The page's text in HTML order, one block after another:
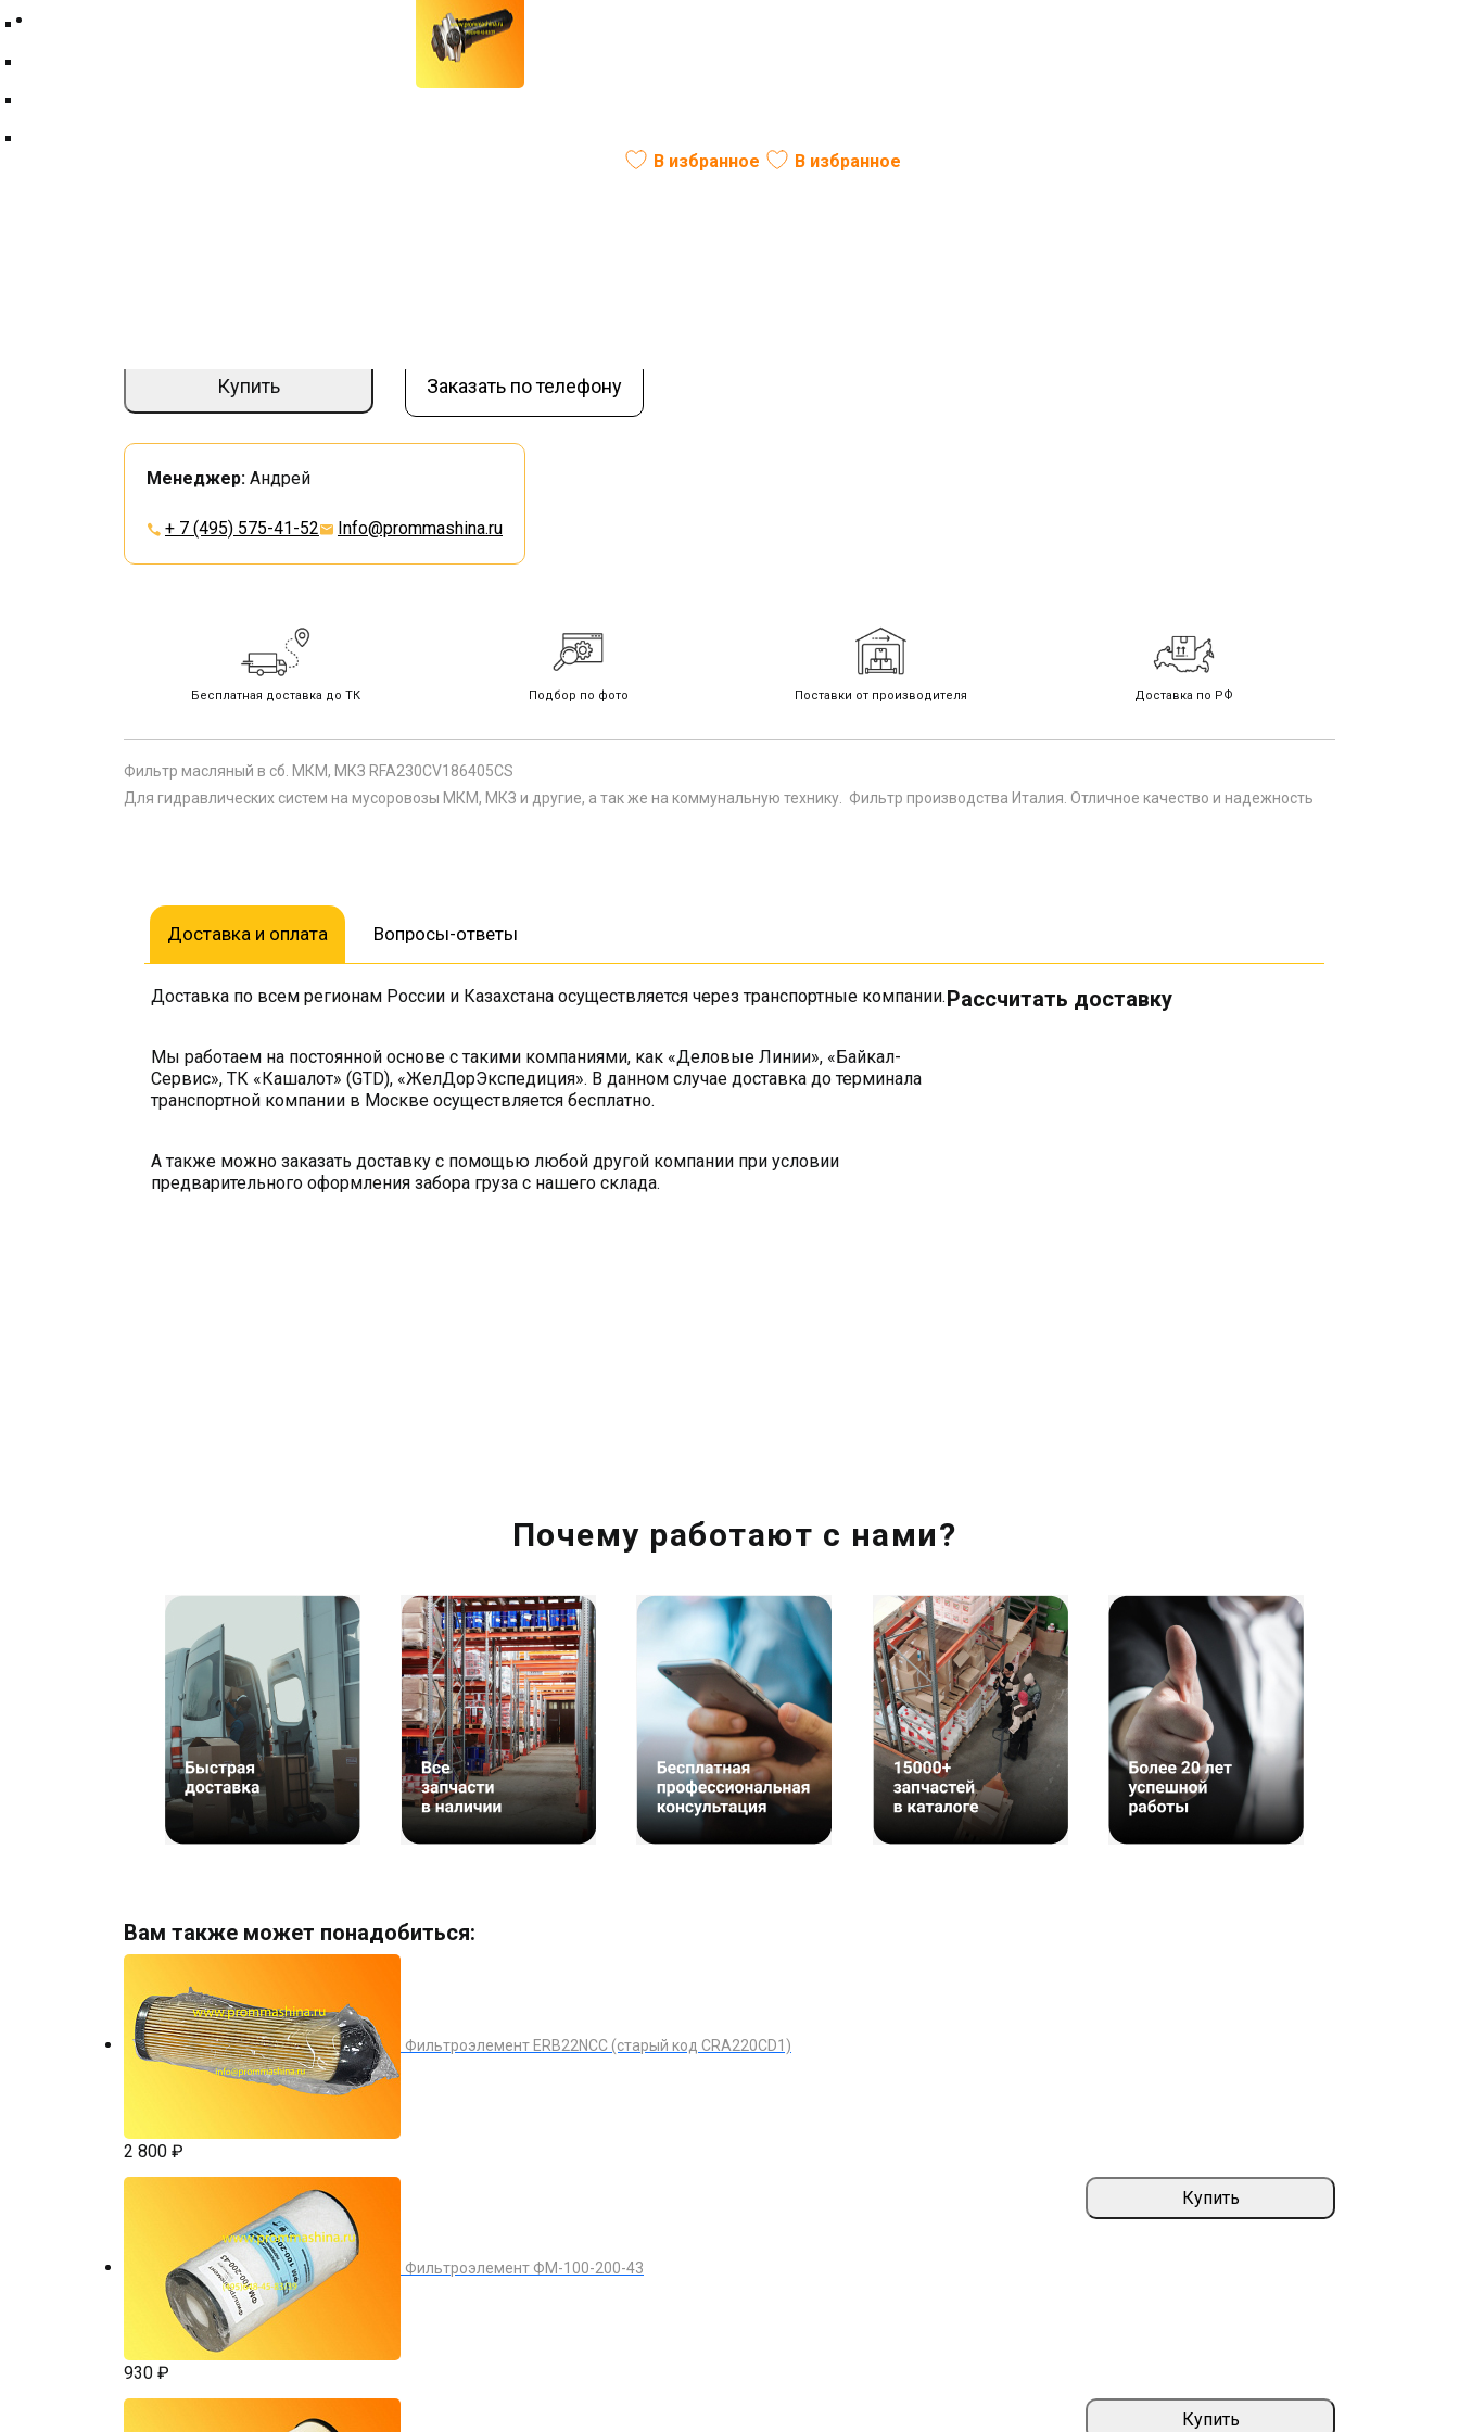
Фильтр масляный в сб. МКМ, МКЗ RFA230CV186405CS В избранное В избранное
Купить Заказать по телефону
Менеджер: Андрей
+ 7 (495) 575-41-52 Info@prommashina.ru
Бесплатная доставка до ТК Подбор по фото Поставки от производителя Доставка по РФ
Фильтр масляный в сб. МКМ, МКЗ RFA230CV186405CS
Для гидравлических систем на мусоровозы МКМ, МКЗ и другие, а так же на коммунальную технику. Фильтр производства Италия. Отличное качество и надежность
Доставка и оплата Вопросы-ответы
Доставка по всем регионам России и Казахстана осуществляется через транспортные компании.
Мы работаем на постоянной основе с такими компаниями, как «Деловые Линии», «Байкал-
Сервис», ТК «Кашалот» (GTD), «ЖелДорЭкспедиция». В данном случае доставка до терминала
транспортной компании в Москве осуществляется бесплатно.
А также можно заказать доставку с помощью любой другой компании при условии
предварительного оформления забора груза с нашего склада.
Рассчитать доставку
Почему работают с нами?
Вам также может понадобиться:
Фильтроэлемент ERB22NCC (старый код CRA220CD1)
2 800 ₽
Купить
Фильтроэлемент ФМ-100-200-43
930 ₽
Купить